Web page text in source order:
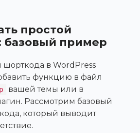
простой
базовый пример
в WordPress
функцию в файл
вашей темы или в
Рассмотрим базовый
который выводит